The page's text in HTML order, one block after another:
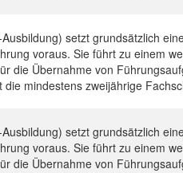
setzt grundsätzlich
voraus. Sie führt zu einem
die Übernahme von
mindestens zweijährige
setzt grundsätzlich
voraus. Sie führt zu einem
die Übernahme von